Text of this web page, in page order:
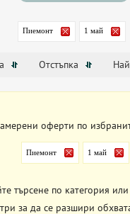
Пиемонт 1 май
Отстъпка
оферти по
Пиемонт 1 май
търсене по категория
за да се разшири